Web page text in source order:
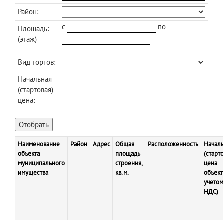
Район:
Площадь:
(этаж)
c по
Вид торгов:
Начальная
(стартовая)
цена:
Наименование
объекта
муниципального
имущества
Район Адрес
Общая
площадь
строения,
кв.м.
Расположенность
цена
учетом
НДС)